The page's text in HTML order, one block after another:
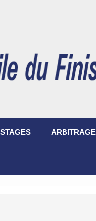
STAGES ARBITRAGE